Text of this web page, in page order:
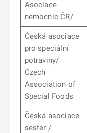
Asociace
nemocnic ČR/
Česká asociace
pro speciální
potraviny/
Czech
Association of
Special Foods
Česká asociace
sester /